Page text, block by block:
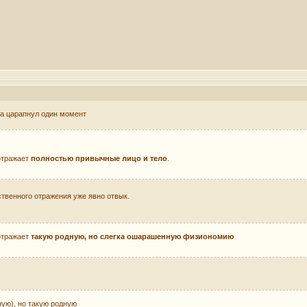
царапнул один момент
полностью привычные лицо и тело
отражения уже явно отвык.
такую родную, но слегка ошарашенную физиономию
но такую родную